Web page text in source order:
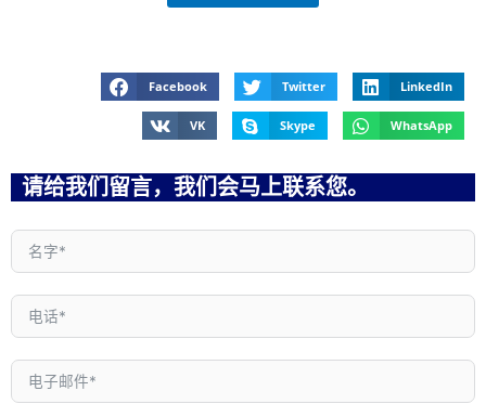
Facebook Twitter LinkedIn
VK Skype WhatsApp
请给我们留言，我们会马上联系您。